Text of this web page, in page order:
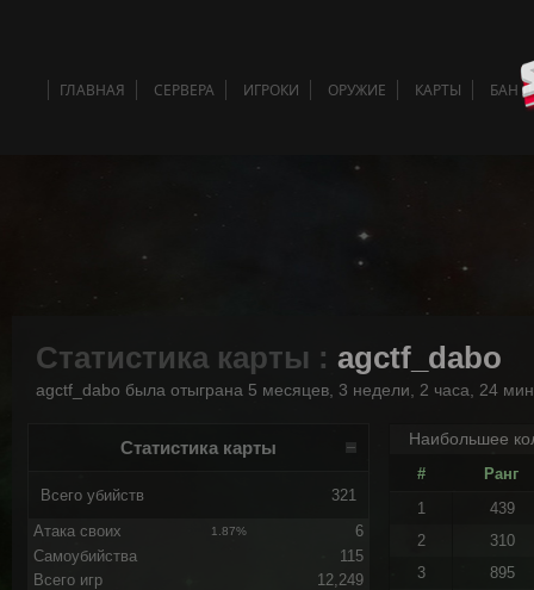
ГЛАВНАЯ СЕРВЕРА ИГРОКИ ОРУЖИЕ КАРТЫ БАН
Статистика карты : agctf_dabo
agctf_dabo была отыграна 5 месяцев, 3 недели, 2 часа, 24
Статистика карты
Всего убийств 321
Атака своих 1.87%
6
Самоубийства
115
Всего игр
12,249
Наибольшее
#
Ранг
1
439
2
310
3
895